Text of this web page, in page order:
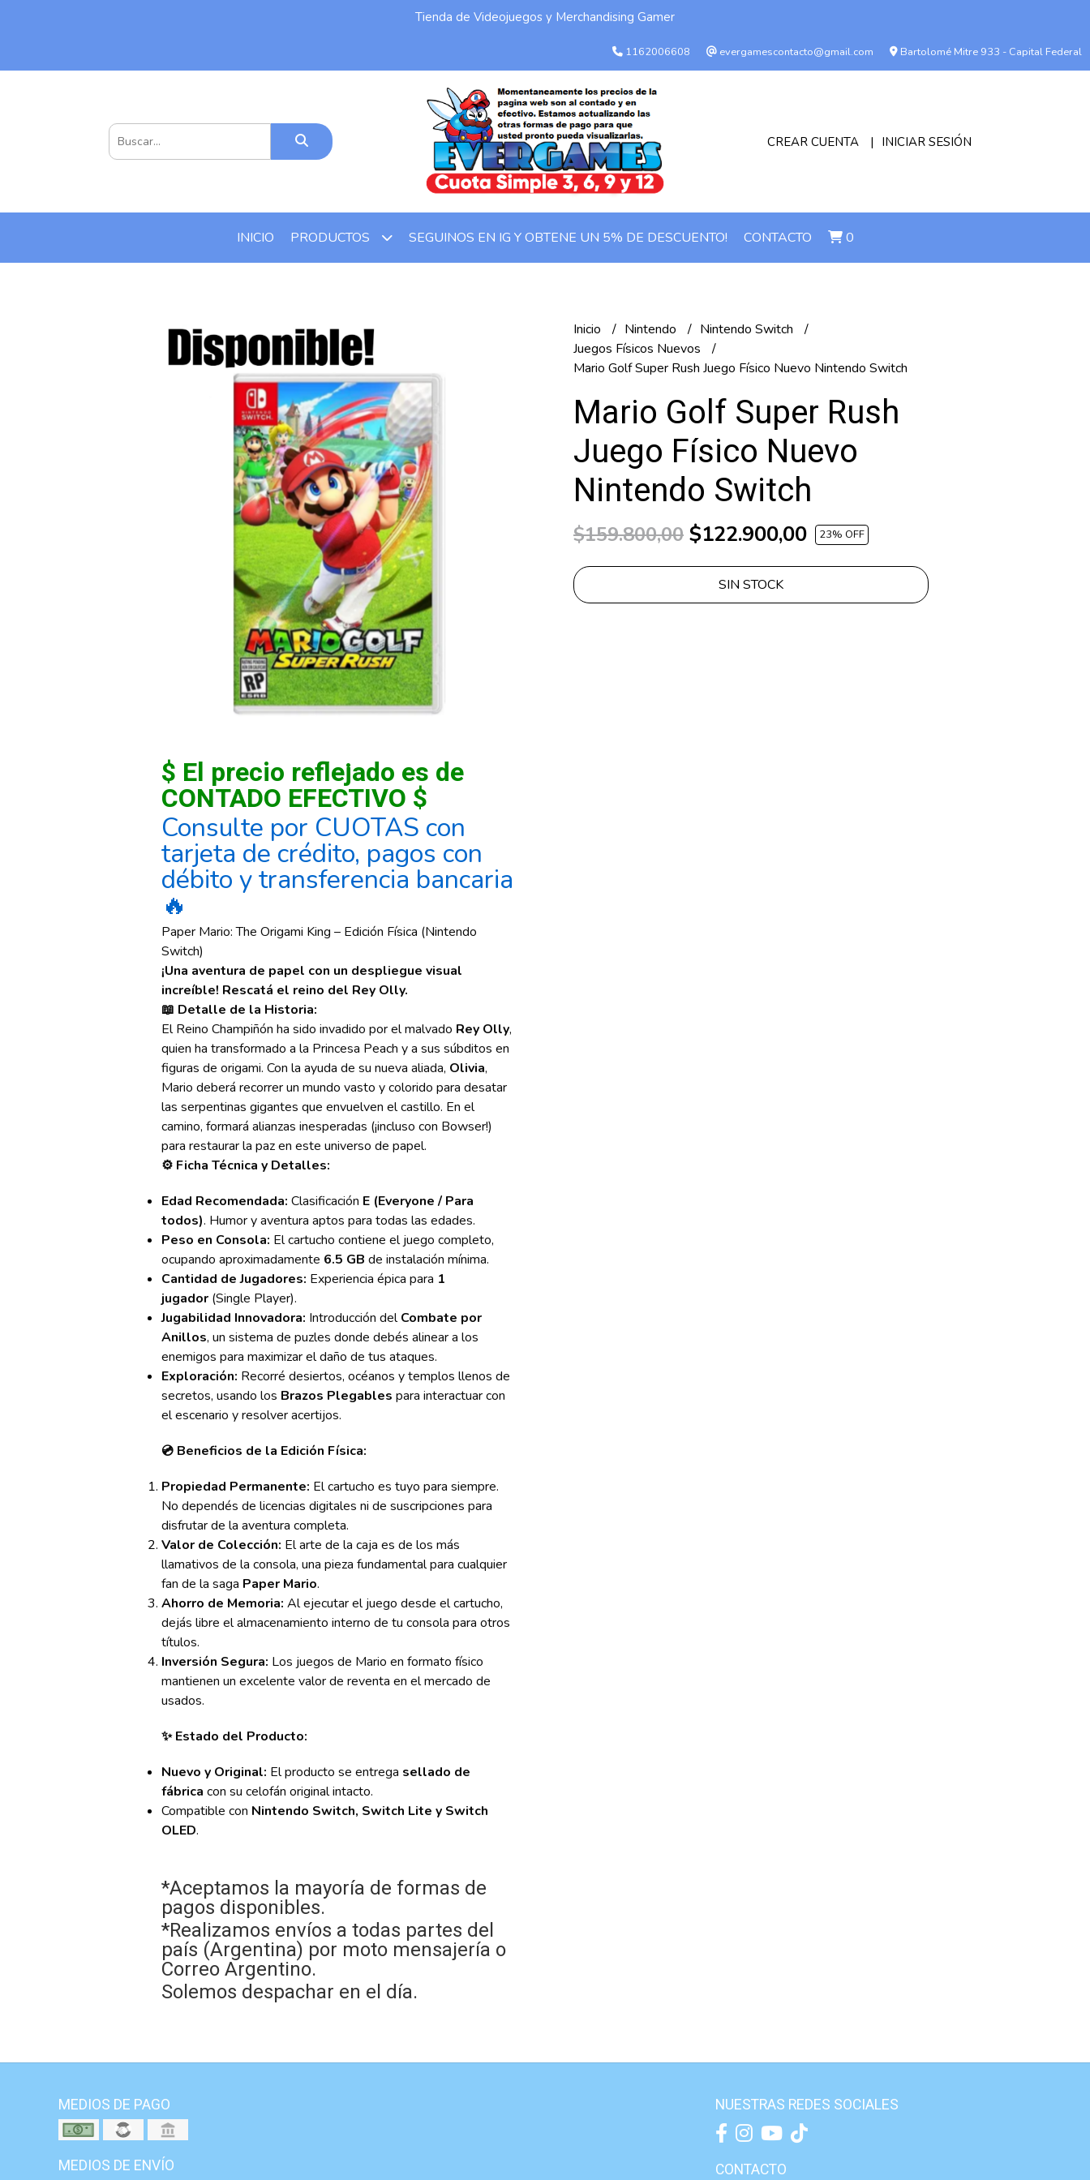
Tienda de Videojuegos y Merchandising Gamer
1162006608 evergamescontacto@gmail.com Bartolomé Mitre 933 - Capital Federal
CREAR CUENTA INICIAR SESIÓN
INICIO PRODUCTOS SEGUINOS EN IG Y OBTENE UN 5% DE DESCUENTO! CONTACTO 0
$ El precio reflejado es de
CONTADO EFECTIVO $
Consulte por CUOTAS con
tarjeta de crédito, pagos con
débito y transferencia bancaria
🔥
Paper Mario: The Origami King – Edición Física (Nintendo
Switch)
¡Una aventura de papel con un despliegue visual
increíble! Rescatá el reino del Rey Olly.
📖 Detalle de la Historia:
El Reino Champiñón ha sido invadido por el malvado Rey Olly,
quien ha transformado a la Princesa Peach y a sus súbditos en
figuras de origami. Con la ayuda de su nueva aliada, Olivia,
Mario deberá recorrer un mundo vasto y colorido para desatar
las serpentinas gigantes que envuelven el castillo. En el
camino, formará alianzas inesperadas (¡incluso con Bowser!)
para restaurar la paz en este universo de papel.
⚙️ Ficha Técnica y Detalles:
Edad Recomendada: Clasificación E (Everyone / Para
todos). Humor y aventura aptos para todas las edades.
Peso en Consola: El cartucho contiene el juego completo,
ocupando aproximadamente 6.5 GB de instalación mínima.
Cantidad de Jugadores: Experiencia épica para 1
jugador (Single Player).
Jugabilidad Innovadora: Introducción delCombate por
Anillos, un sistema de puzles donde debés alinear a los
enemigos para maximizar el daño de tus ataques.
Exploración: Recorré desiertos, océanos y templos llenos de
secretos, usando los Brazos Plegables para interactuar con
el escenario y resolver acertijos.
💿 Beneficios de la Edición Física:
Propiedad Permanente: El cartucho es tuyo para siempre.
No dependés de licencias digitales ni de suscripciones para
disfrutar de la aventura completa.
Valor de Colección: El arte de la caja es de los más
llamativos de la consola, una pieza fundamental para cualquier
fan de la saga Paper Mario.
Ahorro de Memoria: Al ejecutar el juego desde el cartucho,
dejás libre el almacenamiento interno de tu consola para otros
títulos.
Inversión Segura: Los juegos de Mario en formato físico
mantienen un excelente valor de reventa en el mercado de
usados.
✨ Estado del Producto:
Nuevo y Original: El producto se entrega sellado de
fábrica con su celofán original intacto.
Compatible con Nintendo Switch, Switch Lite y Switch
OLED.
*Aceptamos la mayoría de formas de
pagos disponibles.
*Realizamos envíos a todas partes del
país (Argentina) por moto mensajería o
Correo Argentino.
Solemos despachar en el día.
Inicio Nintendo
Nintendo Switch
Juegos Físicos Nuevos
Mario Golf Super Rush Juego Físico Nuevo Nintendo Switch
Mario Golf Super Rush
Juego Físico Nuevo
Nintendo Switch
$159.800,00 $122.900,00 23% OFF
SIN STOCK
MEDIOS DE PAGO
MEDIOS DE ENVÍO
NUESTRAS REDES SOCIALES
CONTACTO